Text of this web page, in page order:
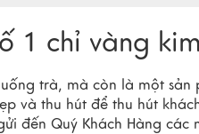
1 chỉ vàng
trà, mà còn là một
và thu hút để thu hút
đến Quý Khách Hàng